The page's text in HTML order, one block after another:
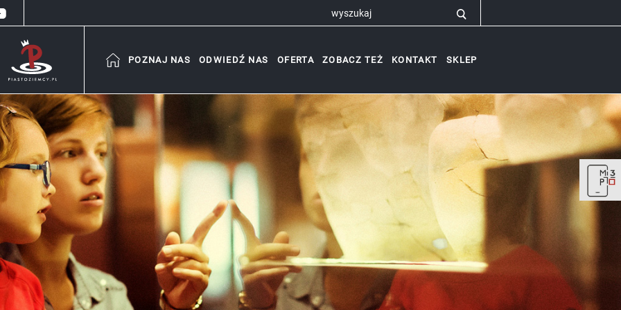
POZNAJ NAS ODWIEDŹ NAS OFERTA ZOBACZ TEŻ KONTAKT SKLEP